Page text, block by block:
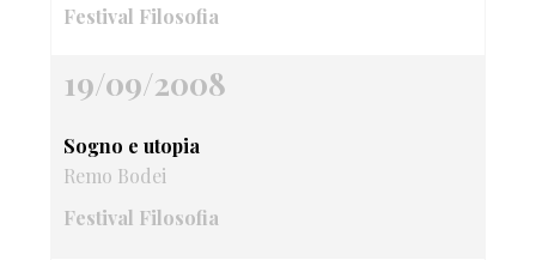
Festival Filosofia
19/09/2008
Sogno e utopia
Remo Bodei
Festival Filosofia